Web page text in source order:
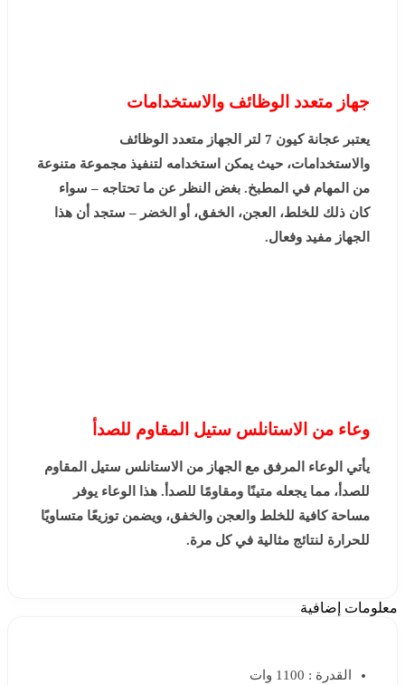
جهاز متعدد الوظائف والاستخدامات
يعتبر عجانة كيون 7 لتر الجهاز متعدد الوظائف
والاستخدامات، حيث يمكن استخدامه لتنفيذ مجموعة متنوعة
من المهام في المطبخ. بغض النظر عن ما تحتاجه – سواء
كان ذلك للخلط، العجن، الخفق، أو الخضر – ستجد أن هذا
الجهاز مفيد وفعال.
وعاء من الاستانلس ستيل المقاوم للصدأ
يأتي الوعاء المرفق مع الجهاز من الاستانلس ستيل المقاوم
للصدأ، مما يجعله متينًا ومقاومًا للصدأ. هذا الوعاء يوفر
مساحة كافية للخلط والعجن والخفق، ويضمن توزيعًا متساويًا
للحرارة لنتائج مثالية في كل مرة.
معلومات إضافية
القدرة : 1100 وات